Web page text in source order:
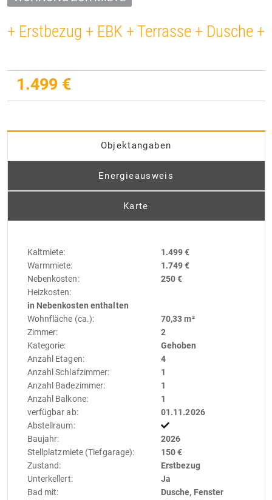
+ Erstbezug + EBK + Terrasse + Dusche +
1.499 €
Objektangaben
Energieausweis
Karte
Kaltmiete:
1.499 €
Warmmiete:
1.749 €
Nebenkosten:
250 €
Heizkosten:
in Nebenkosten enthalten
Wohnfläche (ca.):
70,33 m²
Zimmer:
2
Kategorie:
Gehoben
Anzahl Etagen:
4
Anzahl Schlafzimmer:
1
Anzahl Badezimmer:
1
Anzahl Balkone:
1
verfügbar ab:
01.11.2026
Abstellraum:
Baujahr:
2026
Stellplatzmiete (Tiefgarage):
150 €
Zustand:
Erstbezug
Unterkellert:
Ja
Bad mit:
Dusche, Fenster